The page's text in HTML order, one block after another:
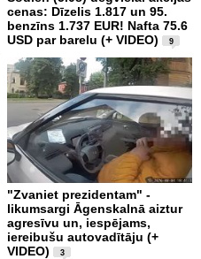
cenas: Dīzelis 1.817 un 95.
benzīns 1.737 EUR! Nafta 75.6
USD par barelu (+ VIDEO)
9
"Zvaniet prezidentam" -
likumsargi Āgenskalnā aiztur
agresīvu un, iespējams,
iereibušu autovadītāju (+
VIDEO)
3